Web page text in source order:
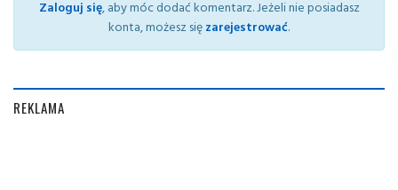
Zaloguj się, aby móc dodać komentarz. Jeżeli nie posiadasz
konta, możesz sięzarejestrować.
REKLAMA